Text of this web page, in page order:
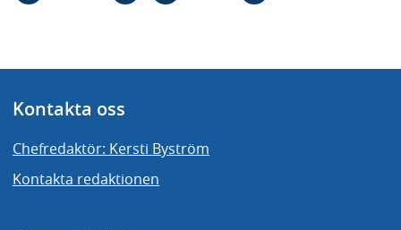
Kontakta oss
Chefredaktör: Kersti Byström
Kontakta redaktionen